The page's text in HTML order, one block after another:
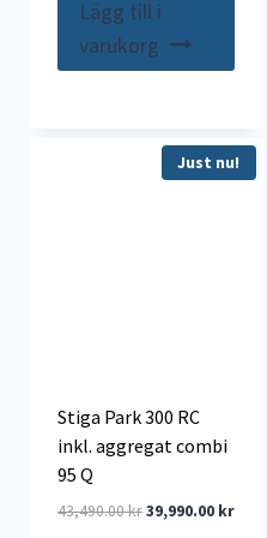
8,490.00 kr.
Lägg till i
varukorg
Just nu!
Stiga Park 300 RC
inkl. aggregat combi
95 Q
43,490.00krDet
39,990.00 krDet